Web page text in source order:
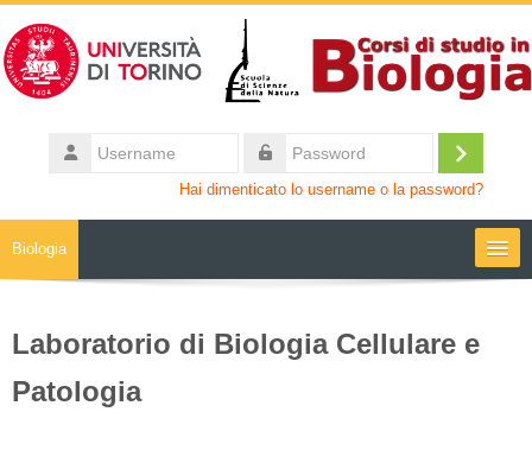
Username
Login
Hai dimenticato lo username o la password?
Biologia
Laboratorio di Biologia Cellulare e
Patologia